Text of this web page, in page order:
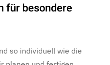
für besondere
so individuell wie die